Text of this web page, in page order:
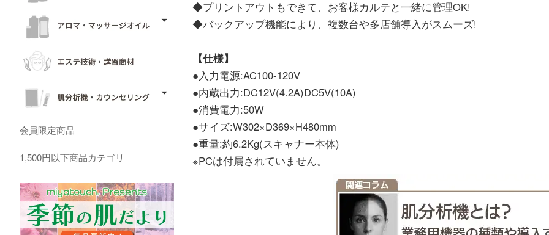
◆プリントアウトもできて、お客様カルテと一緒に管理OK!
◆バックアップ機能により、複数台や多店舗導入がスムーズ!
【仕様】
●入力電源:AC100-120V
●内蔵出力:DC12V(4.2A)DC5V(10A)
●消費電力:50W
●サイズ:W302×D369×H480mm
●重量:約6.2Kg(スキャナー本体)
※PCは付属されていません。
会員限定商品
1,500円以下商品カテゴリ